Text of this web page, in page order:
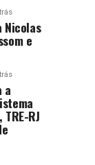
Nicolas
e
a
RJ